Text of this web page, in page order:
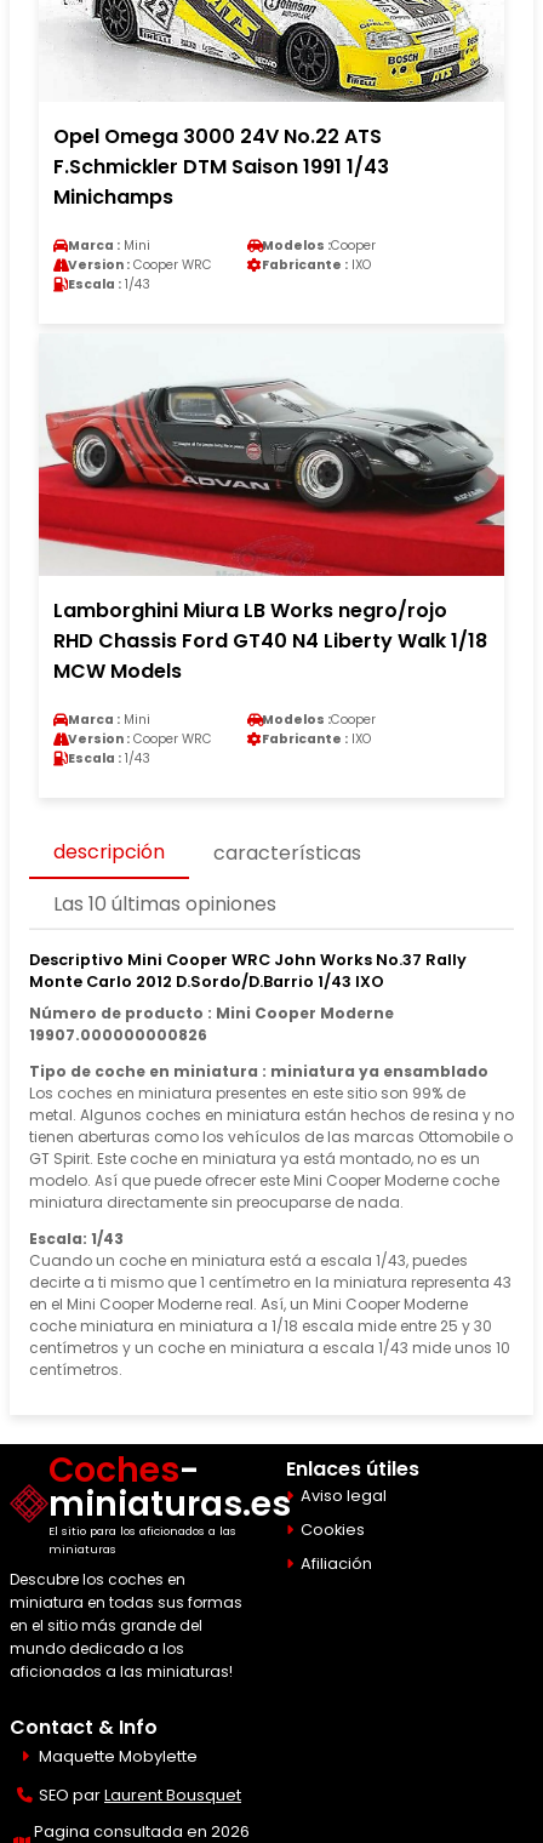
Opel Omega 3000 24V No.22 ATS
F.Schmickler DTM Saison 1991 1/43
Minichamps
Marca : Mini Modelos :Cooper
Version : Cooper WRC Fabricante : IXO
Escala : 1/43
Lamborghini Miura LB Works negro/rojo
RHD Chassis Ford GT40 N4 Liberty Walk 1/18
MCW Models
Marca : Mini Modelos :Cooper
Version : Cooper WRC Fabricante : IXO
Escala : 1/43
descripción
características
Las 10 últimas opiniones
Descriptivo Mini Cooper WRC John Works No.37 Rally
Monte Carlo 2012 D.Sordo/D.Barrio 1/43 IXO
Número de producto : Mini Cooper Moderne
19907.000000000826
Tipo de coche en miniatura : miniatura ya ensamblado
Los coches en miniatura presentes en este sitio son 99% de
metal. Algunos coches en miniatura están hechos de resina y no
tienen aberturas como los vehículos de las marcas Ottomobile o
GT Spirit. Este coche en miniatura ya está montado, no es un
modelo. Así que puede ofrecer este Mini Cooper Moderne coche
miniatura directamente sin preocuparse de nada.
Escala: 1/43
Cuando un coche en miniatura está a escala 1/43, puedes
decirte a ti mismo que 1 centímetro en la miniatura representa 43
en el Mini Cooper Moderne real. Así, un Mini Cooper Moderne
coche miniatura en miniatura a 1/18 escala mide entre 25 y 30
centímetros y un coche en miniatura a escala 1/43 mide unos 10
centímetros.
Coches-
miniaturas.es
El sitio para los aficionados a las
miniaturas
Descubre los coches en
miniatura en todas sus formas
en el sitio más grande del
mundo dedicado a los
aficionados a las miniaturas!
Enlaces útiles
Aviso legal
Cookies
Afiliación
Contact & Info
Maquette Mobylette
SEO parLaurent Bousquet
Pagina consultada en 2026